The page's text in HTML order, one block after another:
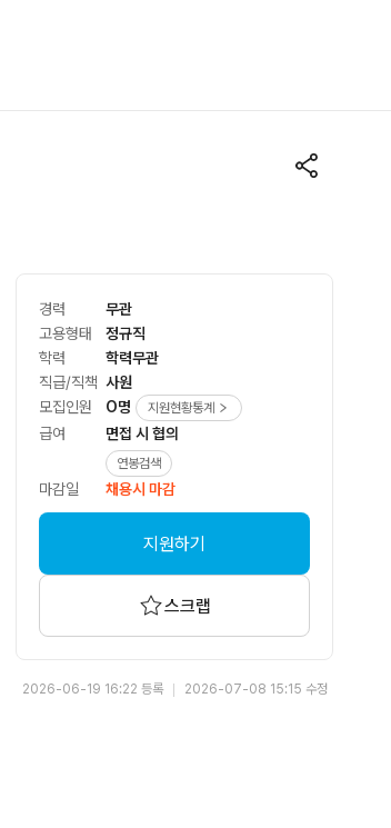
경력
무관
고용형태
정규직
학력
학력무관
직급/직책 사원
모집인원
O명 지원현황통계
급여 면접 시 협의
연봉검색
마감일 채용시 마감
지원하기
스크랩
2026-06-19 16:22 등록 2026-07-08 15:15 수정